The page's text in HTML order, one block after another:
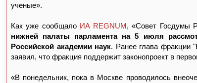
ученые».
Как уже сообщало ИА REGNUM, «Совет Госдумы
нижней палаты парламента на 5 июля
Российской академии наук. Ранее глава фракции
заявил, что фракция поддержит законопроект в
«В понедельник, пока в Москве проводилось